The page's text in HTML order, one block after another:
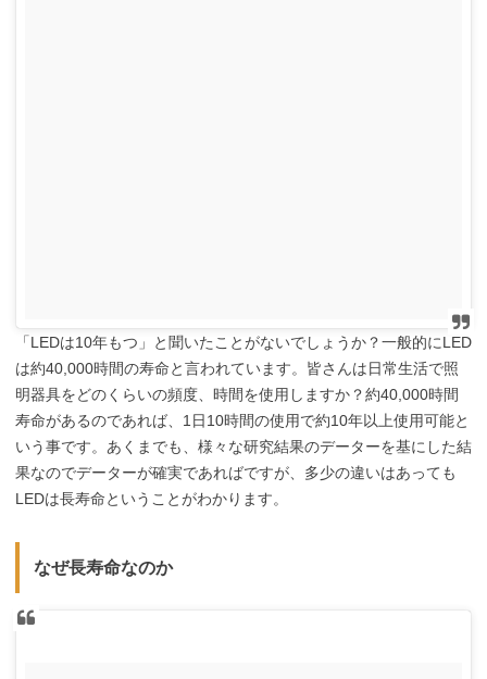
「LEDは10年もつ」と聞いたことがないでしょうか？一般的にLED
は約40,000時間の寿命と言われています。皆さんは日常生活で照
明器具をどのくらいの頻度、時間を使用しますか？約40,000時間
寿命があるのであれば、1日10時間の使用で約10年以上使用可能と
いう事です。あくまでも、様々な研究結果のデーターを基にした結
果なのでデーターが確実であればですが、多少の違いはあっても
LEDは長寿命ということがわかります。
なぜ長寿命なのか